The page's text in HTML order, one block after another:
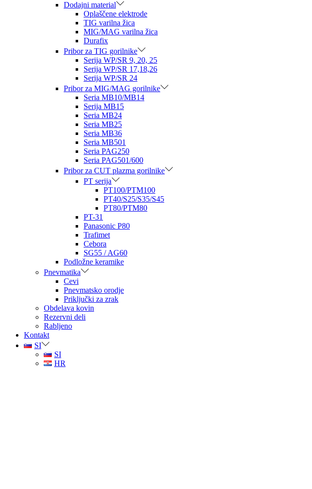
Dodajni material
Oplaščene elektrode
TIG varilna žica
MIG/MAG varilna žica
Durafix
Pribor za TIG gorilnike
Serija WP/SR 9, 20, 25
Serija WP/SR 17,18,26
Serija WP/SR 24
Pribor za MIG/MAG gorilnike
Seria MB10/MB14
Serija MB15
Seria MB24
Seria MB25
Seria MB36
Seria MB501
Seria PAG250
Seria PAG501/600
Pribor za CUT plazma gorilnike
PT serija
PT100/PTM100
PT40/S25/S35/S45
PT80/PTM80
PT-31
Panasonic P80
Trafimet
Cebora
SG55 / AG60
Podložne keramike
Pnevmatika
Cevi
Pnevmatsko orodje
Priključki za zrak
Obdelava kovin
Rezervni deli
Rabljeno
Kontakt
SI
SI
HR